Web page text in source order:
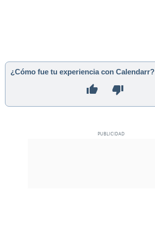
¿Cómo fue tu experiencia con Calendarr?